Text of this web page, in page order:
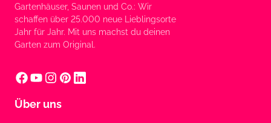
Gartenhäuser, Saunen und Co.: Wir
schaffen über 25.000 neue Lieblingsorte
Jahr für Jahr. Mit uns machst du deinen
Garten zum Original.
Über uns